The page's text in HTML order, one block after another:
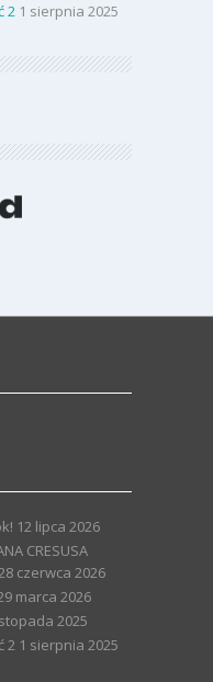
2 1 sierpnia 2025
12 lipca 2026
CRESUSA
czerwca 2026
marca 2026
2025
2 1 sierpnia 2025